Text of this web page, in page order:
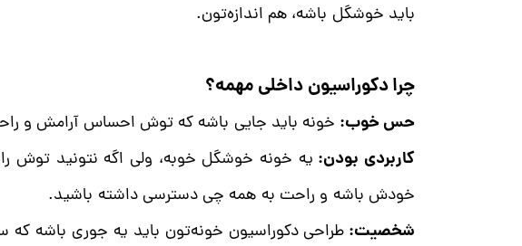
باید خوشگل باشه، هم اندازه‌تون.
چرا دکوراسیون داخلی مهمه؟
حس خوب: خونه باید جایی باشه که توش احساس آرامش و
کاربردی بودن: یه خونه خوشگل خوبه، ولی اگه نتونید
خودش باشه و راحت به همه چی دسترسی داشته باشید.
شخصیت:طراحی دکوراسیون خونه‌تون باید یه جوری باشه